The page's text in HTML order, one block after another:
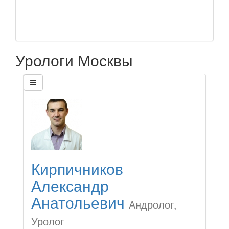
Урологи Москвы
Кирпичников
Александр
Анатольевич Андролог,
Уролог